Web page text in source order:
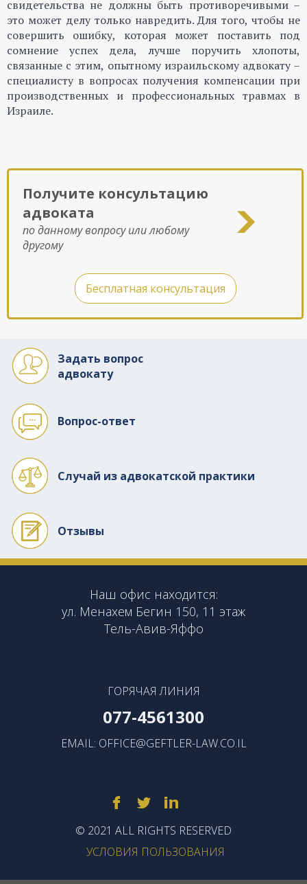
свидетельства не должны быть противоречивыми –
это может делу только навредить. Для того, чтобы не
совершить ошибку, которая может поставить под
сомнение успех дела, лучше поручить хлопоты,
связанные с этим, опытному израильскому адвокату –
специалисту в вопросах получения компенсации при
производственных и профессиональных травмах в
Израиле.
Получите консультацию
адвоката
по данному вопросу или любому
другому
Бесплатная консультация
Задать вопрос
адвокату
Вопрос-ответ
Случай из адвокатской практики
Отзывы
Наш офис находится:
ул. Менахем Бегин 150, 11 этаж
Тель-Авив-Яффо
ГОРЯЧАЯ ЛИНИЯ
077-4561300
EMAIL: OFFICE@GEFTLER-LAW.CO.IL
© 2021 ALL RIGHTS RESERVED
УСЛОВИЯ ПОЛЬЗОВАНИЯ